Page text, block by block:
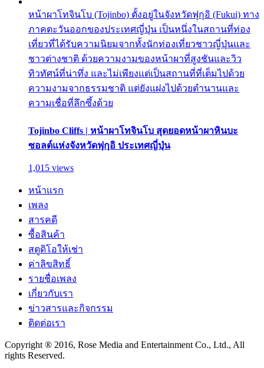
หน้าผาโทจินโบ (Tojinbo) ตั้งอยู่ในจังหวัดฟุกุอิ (Fukui) ทาง
ภาคตะวันออกของประเทศญี่ปุ่น เป็นหนึ่งในสถานที่ท่อง
เที่ยวที่ได้รับความนิยมจากทั้งนักท่องเที่ยวชาวญี่ปุ่นและ
ชาวต่างชาติ ด้วยความงามของหน้าผาที่สูงชันและวิว
ทิวทัศน์ที่น่าทึ่ง และไม่เพียงแต่เป็นสถานที่ที่เต็มไปด้วย
ความงามจากธรรมชาติ แต่ยังแฝงไปด้วยตำนานและ
ความเชื่อที่ลึกซึ้งด้วย
Tojinbo Cliffs | หน้าผาโทจินโบ สุดยอดหน้าผาหินบะ
ซอลต์แห่งจังหวัดฟุกุอิ ประเทศญี่ปุ่น
1,015 views
หน้าแรก
เพลง
สารคดี
ซื้อสินค้า
สตูดิโอให้เช่า
ค่าลิขสิทธิ์
รายชื่อเพลง
เกี่ยวกับเรา
ข่าวสารและกิจกรรม
ติดต่อเรา
Copyright ® 2016, Rose Media and Entertainment Co., Ltd., All
rights Reserved.